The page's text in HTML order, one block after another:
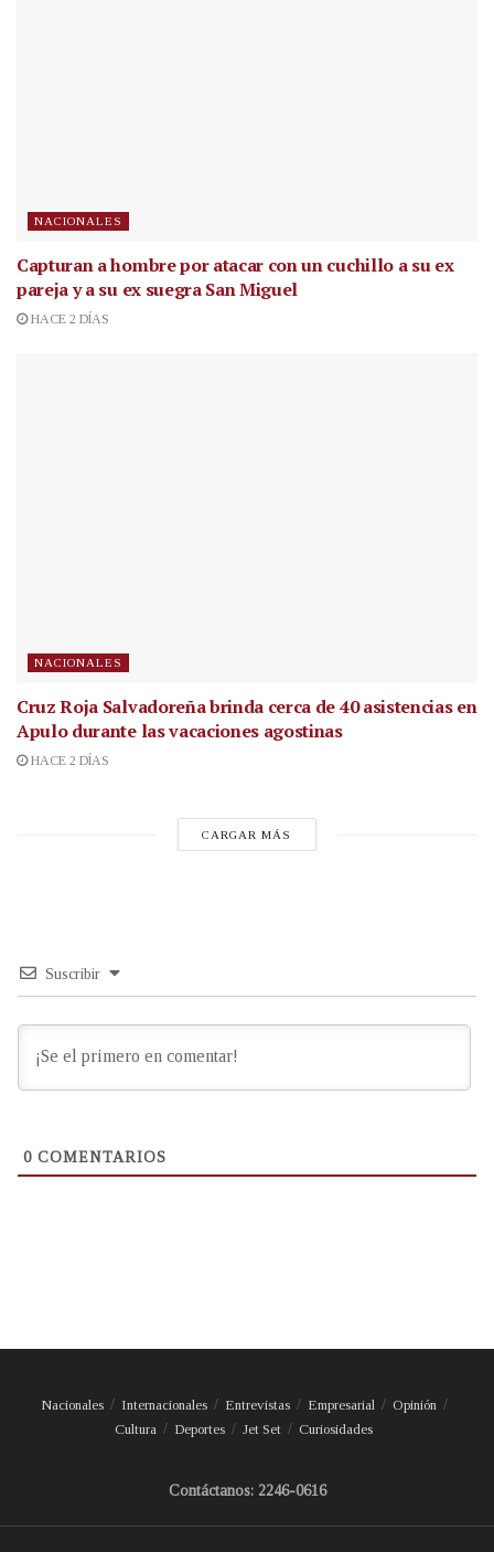
NACIONALES
Capturan a hombre por atacar con un cuchillo a su ex
pareja y a su ex suegra San Miguel
HACE 2 DÍAS
NACIONALES
Cruz Roja Salvadoreña brinda cerca de 40 asistencias en
Apulo durante las vacaciones agostinas
HACE 2 DÍAS
CARGAR MÁS
Suscribir
0 COMENTARIOS
Nacionales Internacionales Entrevistas Empresarial
Opinión
Cultura
Deportes Jet Set Curiosidades
Contáctanos: 2246-0616